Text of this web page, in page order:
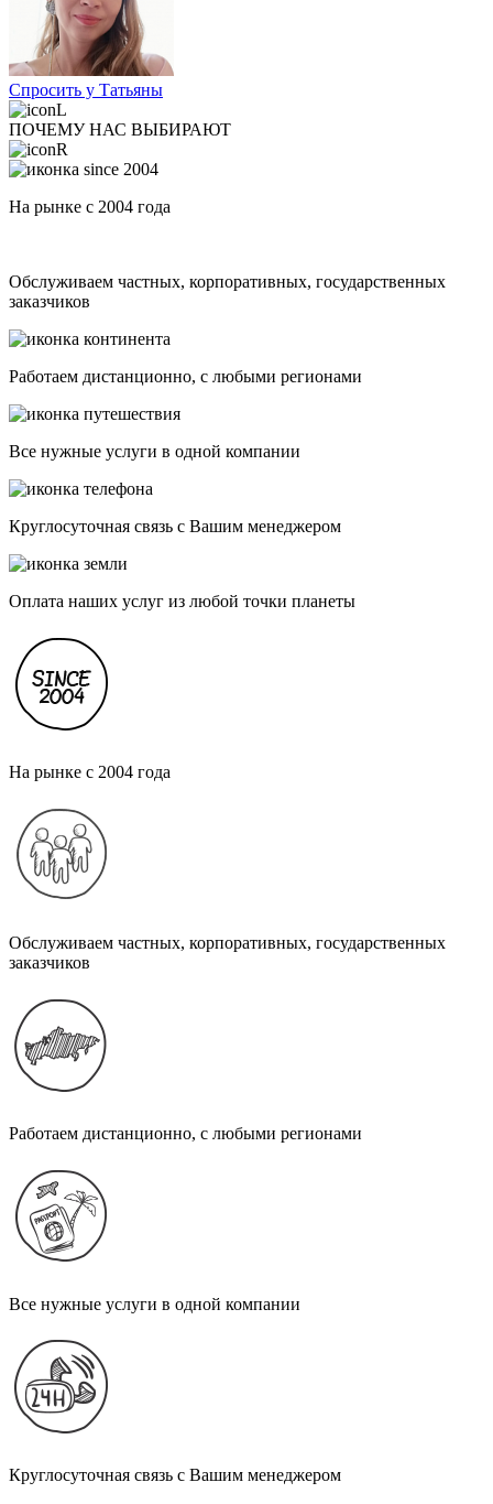
Спросить у Татьяны
ПОЧЕМУ НАС ВЫБИРАЮТ
На рынке с 2004 года
Обслуживаем частных, корпоративных, государственных
заказчиков
Работаем дистанционно, с любыми регионами
Все нужные услуги в одной компании
Круглосуточная связь с Вашим менеджером
Оплата наших услуг из любой точки планеты
На рынке с 2004 года
Обслуживаем частных, корпоративных, государственных
заказчиков
Работаем дистанционно, с любыми регионами
Все нужные услуги в одной компании
Круглосуточная связь с Вашим менеджером